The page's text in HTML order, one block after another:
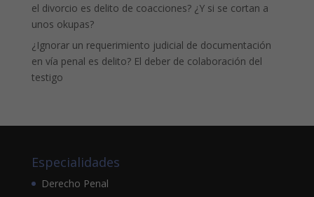
el divorcio es delito de coacciones? ¿Y si se cortan a
unos okupas?
¿Ignorar un requerimiento judicial de documentación
en vía penal es delito? El deber de colaboración del
testigo
Especialidades
Derecho Penal